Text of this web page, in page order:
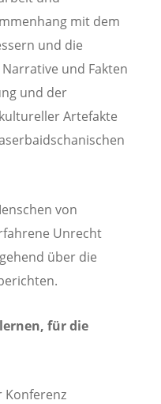
mit dem
und die
und Fakten
und der
Artefakte
von
Unrecht
über die
für die
Konferenz